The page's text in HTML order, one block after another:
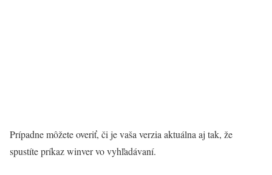
Prípadne môžete overiť, či je vaša verzia aktuálna aj tak, že
spustíte príkaz winver vo vyhľadávaní.